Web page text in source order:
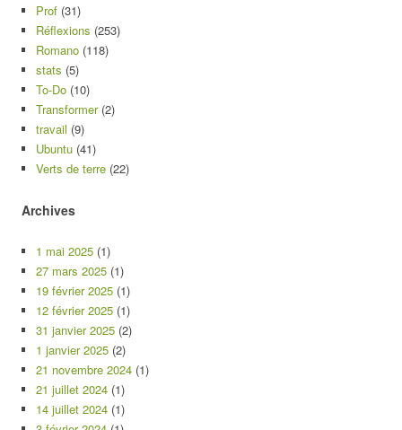
Prof (31)
Réflexions (253)
Romano (118)
stats (5)
To-Do (10)
Transformer(2)
travail (9)
Ubuntu (41)
Verts de terre (22)
Archives
1 mai 2025 (1)
27 mars 2025 (1)
19 février 2025 (1)
12 février 2025 (1)
31 janvier 2025 (2)
1 janvier 2025 (2)
21 novembre 2024 (1)
21 juillet 2024 (1)
14 juillet 2024 (1)